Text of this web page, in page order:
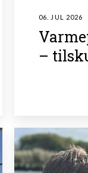
06. JUL 2026
–